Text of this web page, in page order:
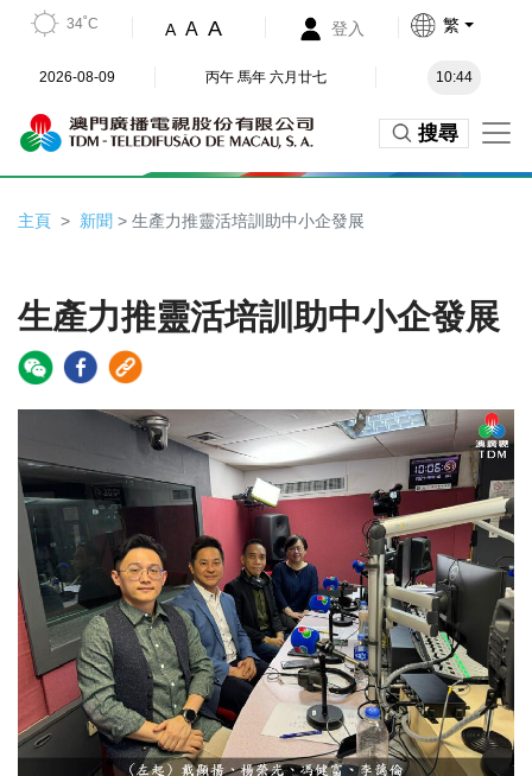
34˚C A A A 登入 繁
2026-08-09 丙午 馬年 六月廿七 10:44
搜尋
主頁 新聞 > 生產力推靈活培訓助中小企發展
生產力推靈活培訓助中小企發展